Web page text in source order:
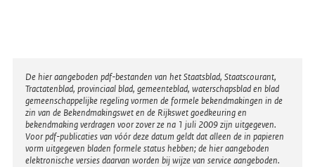
Disclaimer
De hier aangeboden pdf-bestanden van het Staatsblad, Staatscourant,
Tractatenblad, provinciaal blad, gemeenteblad, waterschapsblad en blad
gemeenschappelijke regeling vormen de formele bekendmakingen in de
zin van de Bekendmakingswet en de Rijkswet goedkeuring en
bekendmaking verdragen voor zover ze na 1 juli 2009 zijn uitgegeven.
Voor pdf-publicaties van vóór deze datum geldt dat alleen de in papieren
vorm uitgegeven bladen formele status hebben; de hier aangeboden
elektronische versies daarvan worden bij wijze van service aangeboden.